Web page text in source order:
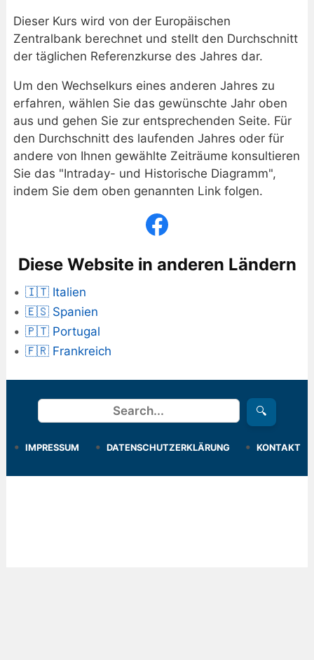
Dieser Kurs wird von der Europäischen
Zentralbank berechnet und stellt den Durchschnitt
der täglichen Referenzkurse des Jahres dar.
Um den Wechselkurs eines anderen Jahres zu
erfahren, wählen Sie das gewünschte Jahr oben
aus und gehen Sie zur entsprechenden Seite. Für
den Durchschnitt des laufenden Jahres oder für
andere von Ihnen gewählte Zeiträume konsultieren
Sie das "Intraday- und Historische Diagramm",
indem Sie dem oben genannten Link folgen.
Diese Website in anderen Ländern
🇮🇹 Italien
🇪🇸 Spanien
🇵🇹 Portugal
🇫🇷 Frankreich
Suchen 🔍
IMPRESSUM DATENSCHUTZERKLÄRUNG KONTAKT